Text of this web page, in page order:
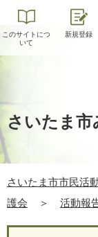
このサイトにつ
いて
新規登録
さいたま
さいたま市市民活
護会
＞ 活動報